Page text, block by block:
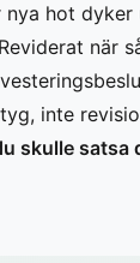
nya hot
när
inte
skulle satsa